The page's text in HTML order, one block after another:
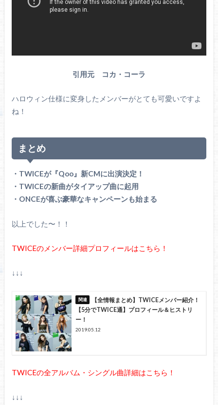
引用元 コカ・コーラ
ハロウィン仕様に変身したメンバーがとても可愛いですよ
ね！
まとめ
・TWICEが『Qoo』新CMに出演決定！
・TWICEの新曲がタイアップ曲に起用
・ONCEが喜ぶ豪華なキャンペーンも始まる
以上でした〜！！
TWICEのメンバー詳細プロフィールはこちら！
↓↓↓
【全情報まとめ】TWICEメンバー紹介！
【5分でTWICE通】プロフィール＆ヒストリ
ー！
2019.05.12
TWICEの全アルバム・シングル曲詳細はこちら！
↓↓↓